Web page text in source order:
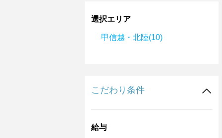
選択エリア
甲信越・北陸(10)
こだわり条件
給与